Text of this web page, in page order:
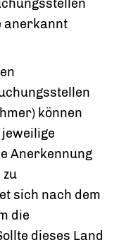
anerkannt
können
Anerkennung
zu
sich nach dem
die
dieses Land